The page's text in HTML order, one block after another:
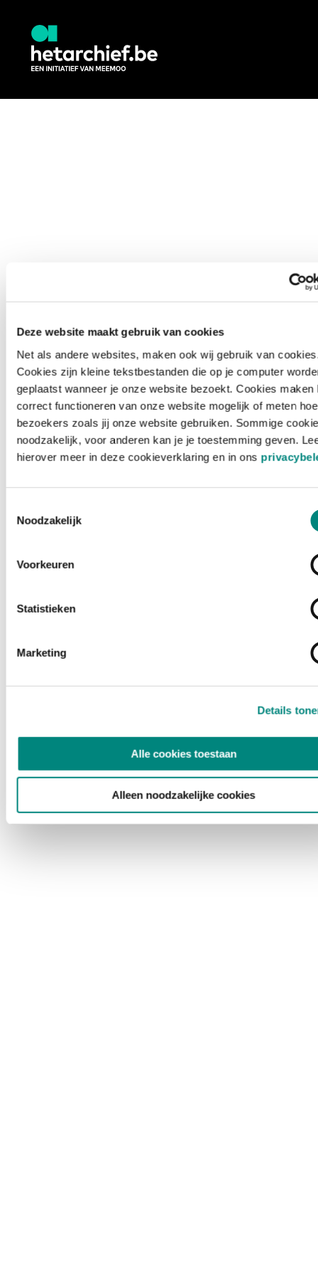
Deze website maakt gebruik van cookies
Net als andere websites, maken ook wij gebruik van
Cookies zijn kleine tekstbestanden die op je computer
geplaatst wanneer je onze website bezoekt. Cookies maken
correct functioneren van onze website mogelijk of meten hoe
bezoekers zoals jij onze website gebruiken. Sommige
noodzakelijk, voor anderen kan je je toestemming geven.
hierover meer in deze cookieverklaring en in ons
Noodzakelijk
Voorkeuren
Statistieken
Marketing
Details
Alle cookies toestaan
Alleen noodzakelijke cookies